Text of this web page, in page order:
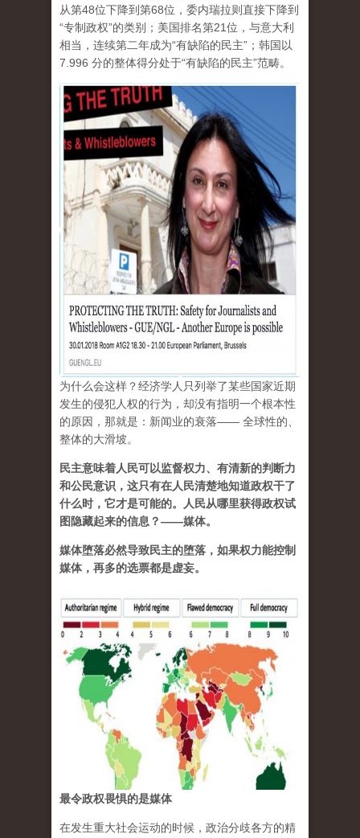
从第48位下降到第68位，委内瑞拉则直接下降到
“专制政权”的类别；美国排名第21位，与意大利
相当，连续第二年成为“有缺陷的民主”；韩国以
7.996 分的整体得分处于“有缺陷的民主”范畴。
为什么会这样？经济学人只列举了某些国家近期
发生的侵犯人权的行为，却没有指明一个根本性
的原因，那就是：新闻业的衰落—— 全球性的、
整体的大滑坡。
民主意味着人民可以监督权力、有清新的判断力
和公民意识，这只有在人民清楚地知道政权干了
什么时，它才是可能的。人民从哪里获得政权试
图隐藏起来的信息？——媒体。
媒体堕落必然导致民主的堕落，如果权力能控制
媒体，再多的选票都是虚妄。
最令政权畏惧的是媒体
在发生重大社会运动的时候，政治分歧各方的精